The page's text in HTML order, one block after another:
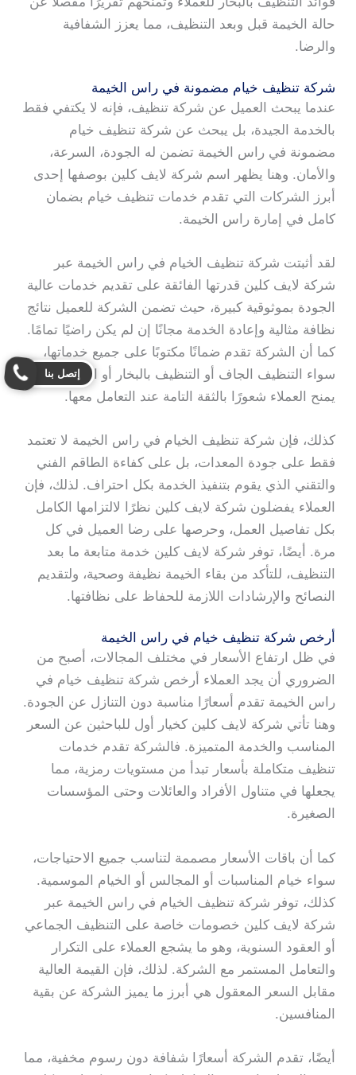
حالة الخيمة قبل وبعد التنظيف، مما يعزز الشفافية
والرضا.
شركة تنظيف خيام مضمونة في راس الخيمة
عندما يبحث العميل عن شركة تنظيف، فإنه لا يكتفي فقط
بالخدمة الجيدة، بل يبحث عن شركة تنظيف خيام
مضمونة في راس الخيمة تضمن له الجودة، السرعة،
والأمان. وهنا يظهر اسم شركة لايف كلين بوصفها إحدى
أبرز الشركات التي تقدم خدمات تنظيف خيام بضمان
كامل في إمارة راس الخيمة.
لقد أثبتت شركة تنظيف الخيام في راس الخيمة عبر
شركة لايف كلين قدرتها الفائقة على تقديم خدمات عالية
الجودة بموثوقية كبيرة، حيث تضمن الشركة للعميل نتائج
نظافة مثالية وإعادة الخدمة مجانًا إن لم يكن راضيًا تمامًا.
كما أن الشركة تقدم ضمانًا مكتوبًا على جميع خدماتها،
سواء التنظيف الجاف أو التنظيف بالبخار أو التعقيم، مما
يمنح العملاء شعورًا بالثقة التامة عند التعامل معها.
كذلك، فإن شركة تنظيف الخيام في راس الخيمة لا تعتمد
فقط على جودة المعدات، بل على كفاءة الطاقم الفني
والتقني الذي يقوم بتنفيذ الخدمة بكل احتراف. لذلك، فإن
العملاء يفضلون شركة لايف كلين نظرًا لالتزامها الكامل
بكل تفاصيل العمل، وحرصها على رضا العميل في كل
مرة. أيضًا، توفر شركة لايف كلين خدمة متابعة ما بعد
التنظيف، للتأكد من بقاء الخيمة نظيفة وصحية، ولتقديم
النصائح والإرشادات اللازمة للحفاظ على نظافتها.
أرخص شركة تنظيف خيام في راس الخيمة
في ظل ارتفاع الأسعار في مختلف المجالات، أصبح من
الضروري أن يجد العملاء أرخص شركة تنظيف خيام في
راس الخيمة تقدم أسعارًا مناسبة دون التنازل عن الجودة.
وهنا تأتي شركة لايف كلين كخيار أول للباحثين عن السعر
المناسب والخدمة المتميزة. فالشركة تقدم خدمات
تنظيف متكاملة بأسعار تبدأ من مستويات رمزية، مما
يجعلها في متناول الأفراد والعائلات وحتى المؤسسات
الصغيرة.
كما أن باقات الأسعار مصممة لتناسب جميع الاحتياجات،
سواء خيام المناسبات أو المجالس أو الخيام الموسمية.
كذلك، توفر شركة تنظيف الخيام في راس الخيمة عبر
شركة لايف كلين خصومات خاصة على التنظيف الجماعي
أو العقود السنوية، وهو ما يشجع العملاء على التكرار
والتعامل المستمر مع الشركة. لذلك، فإن القيمة العالية
مقابل السعر المعقول هي أبرز ما يميز الشركة عن بقية
المنافسين.
أيضًا، تقدم الشركة أسعارًا شفافة دون رسوم مخفية، مما
إتصل بنا